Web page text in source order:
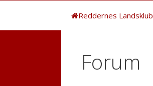
Reddernes Landsklub
Forum